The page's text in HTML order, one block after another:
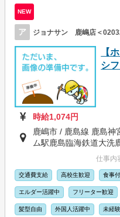
NEW
ア ジョナサン 鹿嶋店＜
【
シ
時給1,074円
鹿嶋市 / 鹿島線 鹿島神
ム駅鹿島臨海鉄道大洗
仕事内
交通費支給 高校生歓迎 食事
エルダー活躍中 フリーター歓迎
髪型自由 外国人活躍中 未経